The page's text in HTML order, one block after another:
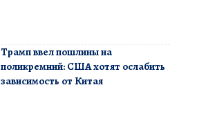
Трамп ввел пошлины на
поликремний: США хотят ослабить
зависимость от Китая